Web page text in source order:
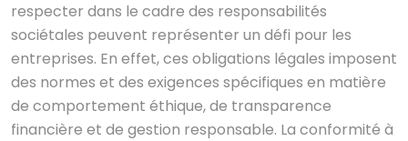
respecter dans le cadre des responsabilités
sociétales peuvent représenter un défi pour les
entreprises. En effet, ces obligations légales imposent
des normes et des exigences spécifiques en matière
de comportement éthique, de transparence
financière et de gestion responsable. La conformité à